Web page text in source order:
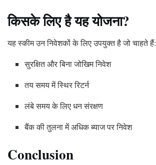
किसके लिए है यह योजना?
यह स्कीम उन निवेशकों के लिए उपयुक्त है जो चाहते हैं:
सुरक्षित और बिना जोखिम निवेश
तय समय में स्थिर रिटर्न
लंबे समय के लिए धन संरक्षण
बैंक की तुलना में अधिक ब्याज पर निवेश
Conclusion